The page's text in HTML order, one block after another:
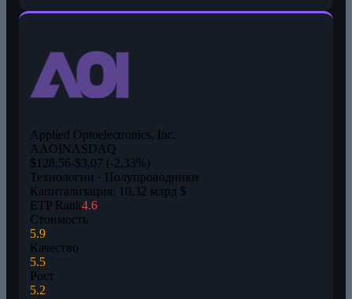
Applied Optoelectronics, Inc.
AAOINASDAQ
$128,56-$3,07 (-2,33%)
Технологии · Полупроводники
Капитализация: 10,32 млрд $
ETP Rank4.6
Стоимость
5.9
Качество
5.5
Рост
5.2